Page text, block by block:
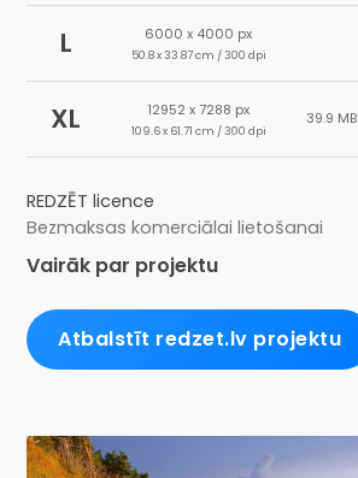
L 6000 x 4000 px
50.8 x 33.87 cm / 300 dpi
XL 12952 x 7288 px
109.6 x 61.71 cm / 300 dpi
39.9 MB
REDZĒT licence
Bezmaksas komerciālai lietošanai
Vairāk par projektu
Atbalstīt redzet.lv projektu